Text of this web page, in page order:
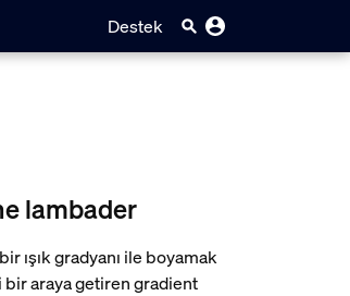
Destek
lambader
ışık gradyanı ile boyamak
araya getiren gradient